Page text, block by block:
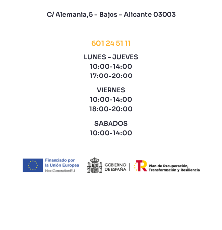
C/ Alemania,5 - Bajos - Alicante 03003
601 24 51 11
LUNES - JUEVES
10:00-14:00
17:00-20:00
VIERNES
10:00-14:00
18:00-20:00
SABADOS
10:00-14:00